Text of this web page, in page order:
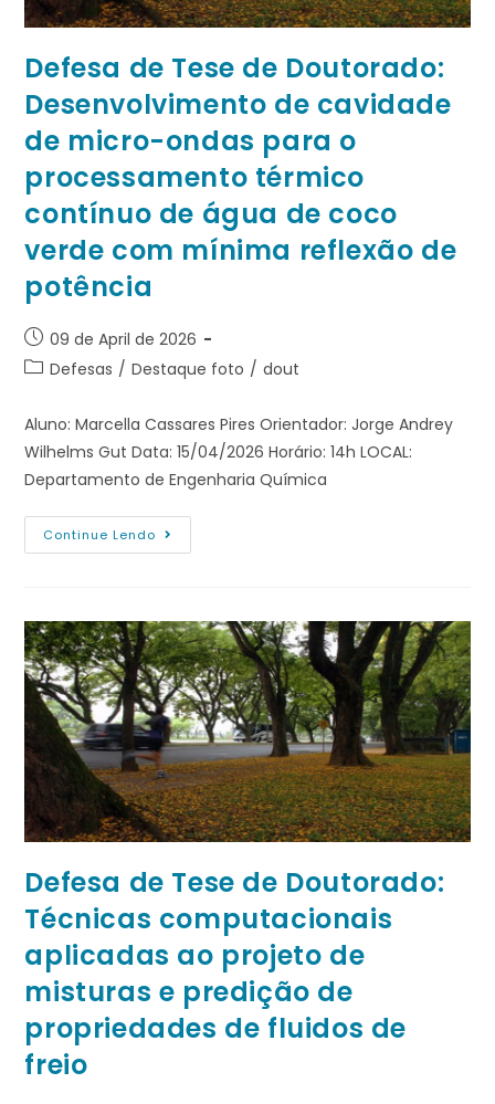
Defesa de Tese de Doutorado:
Desenvolvimento de cavidade
de micro-ondas para o
processamento térmico
contínuo de água de coco
verde com mínima reflexão de
potência
09 de April de 2026
Defesas / Destaque foto / dout
Aluno: Marcella Cassares Pires Orientador: Jorge Andrey
Wilhelms Gut Data: 15/04/2026 Horário: 14h LOCAL:
Departamento de Engenharia Química
Continue Lendo
Defesa de Tese de Doutorado:
Técnicas computacionais
aplicadas ao projeto de
misturas e predição de
propriedades de fluidos de
freio